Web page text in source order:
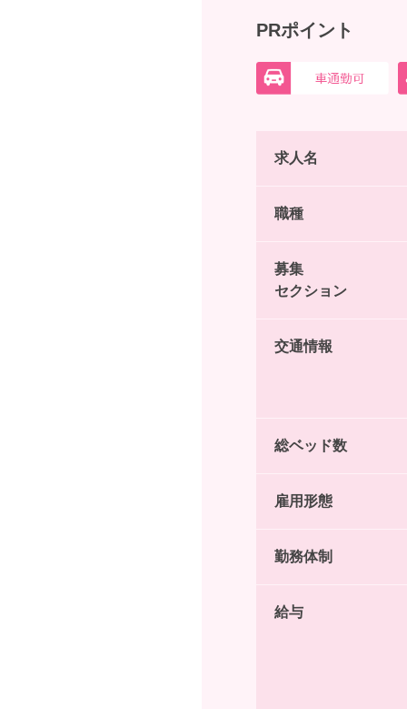
PRポイント
求人名
職種
募集
セクション
交通情報
総ベッド数
雇用形態
勤務体制
給与